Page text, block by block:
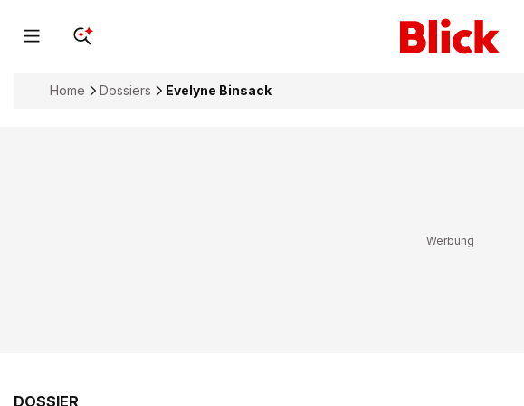
Home Dossiers Evelyne Binsack
DOSSIER